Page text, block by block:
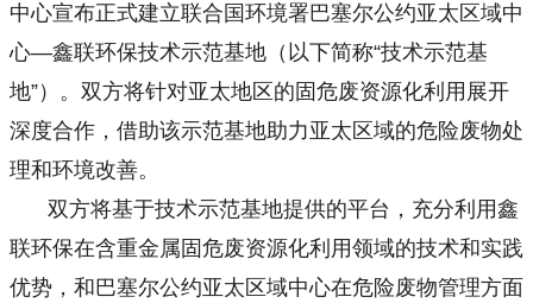
中心宣布正式建立联合国环境署巴塞尔公约亚太区域中
心—鑫联环保技术示范基地（以下简称“技术示范基
地”）。 双方将针对亚太地区的固危废资源化利用展开
深度合作，借助该示范基地助力亚太区域的危险废物处
理和环境改善。
双方将基于技术示范基地提供的平台，充分利用鑫
联环保在含重金属固危废资源化利用领域的技术和实践
优势，和巴塞尔公约亚太区域中心在危险废物管理方面